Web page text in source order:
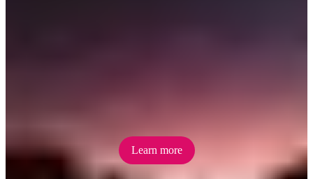
Learn more